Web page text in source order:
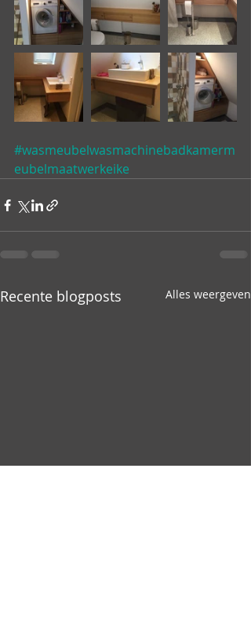
#wasmeubelwasmachinebadkamerm
eubelmaatwerkeike
Recente blogposts Alles weergeven